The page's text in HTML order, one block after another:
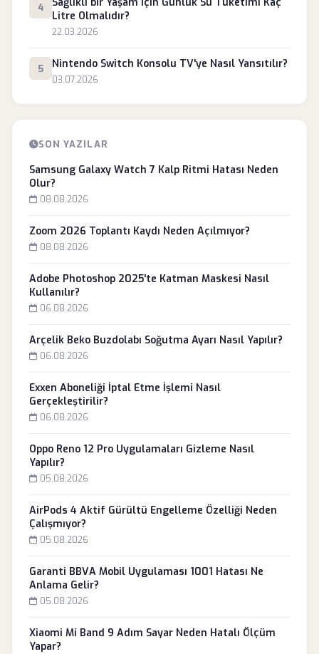
4
Litre Olmalıdır?
22.03.2026
5 Nintendo Switch Konsolu TV'ye Nasıl Yansıtılır?
03.07.2026
SON YAZILAR
Samsung Galaxy Watch 7 Kalp Ritmi Hatası Neden
Olur?
08.08.2026
Zoom 2026 Toplantı Kaydı Neden Açılmıyor?
08.08.2026
Adobe Photoshop 2025'te Katman Maskesi Nasıl
Kullanılır?
06.08.2026
Arçelik Beko Buzdolabı Soğutma Ayarı Nasıl Yapılır?
06.08.2026
Exxen Aboneliği İptal Etme İşlemi Nasıl
Gerçekleştirilir?
06.08.2026
Oppo Reno 12 Pro Uygulamaları Gizleme Nasıl
Yapılır?
05.08.2026
AirPods 4 Aktif Gürültü Engelleme Özelliği Neden
Çalışmıyor?
05.08.2026
Garanti BBVA Mobil Uygulaması 1001 Hatası Ne
Anlama Gelir?
05.08.2026
Xiaomi Mi Band 9 Adım Sayar Neden Hatalı Ölçüm
Yapar?